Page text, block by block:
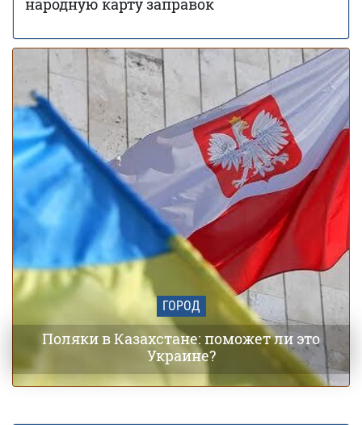
стоимость аренды жилья – исследование
01 мая 18:24
области и даты похолодания
ГОРОД
Поляки в Казахстане: поможет ли это
Украине?